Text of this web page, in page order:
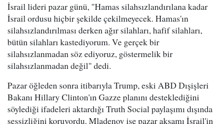
İsrail lideri pazar günü, "Hamas silahsızlandırılana kadar
İsrail ordusu hiçbir şekilde çekilmeyecek. Hamas'ın
silahsızlandırılması derken ağır silahları, hafif silahları,
bütün silahları kastediyorum. Ve gerçek bir
silahsızlanmadan söz ediyoruz, göstermelik bir
silahsızlanmadan değil" dedi.
Pazar öğleden sonra itibarıyla Trump, eski ABD Dışişleri
Bakanı Hillary Clinton'ın Gazze planını desteklediğini
söylediği ifadeleri aktardığı Truth Social paylaşımı dışında
sessizliğini koruyordu. Mladenov ise pazar akşamı İsrail'in